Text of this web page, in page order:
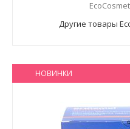
Другие товары
НОВИНКИ